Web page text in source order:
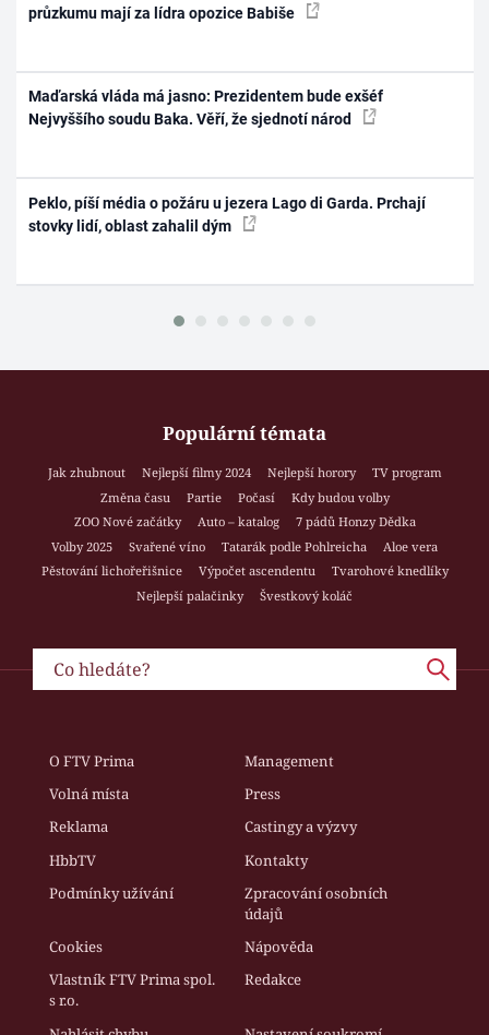
průzkumu mají za lídra opozice Babiše
Maďarská vláda má jasno: Prezidentem bude exšéf
Nejvyššího soudu Baka. Věří, že sjednotí národ
Peklo, píší média o požáru u jezera Lago di Garda. Prchají
stovky lidí, oblast zahalil dým
Populární témata
Jak zhubnout Nejlepší filmy 2024 Nejlepší horory
TV program
Změna času
Partie Počasí
Kdy budou volby
ZOO Nové začátky
Auto – katalog
7 pádů Honzy Dědka
Volby 2025
Svařené víno Tatarák podle Pohlreicha
Aloe vera
Pěstování lichořeřišnice
Výpočet ascendentu
Tvarohové knedlíky
Nejlepší palačinky
Švestkový koláč
O FTV Prima
Management
Volná místa
Press
Reklama
Castingy a výzvy
HbbTV
Kontakty
Podmínky užívání
Zpracování osobních
údajů
Cookies
Nápověda
Vlastník FTV Prima spol.
s r.o.
Redakce